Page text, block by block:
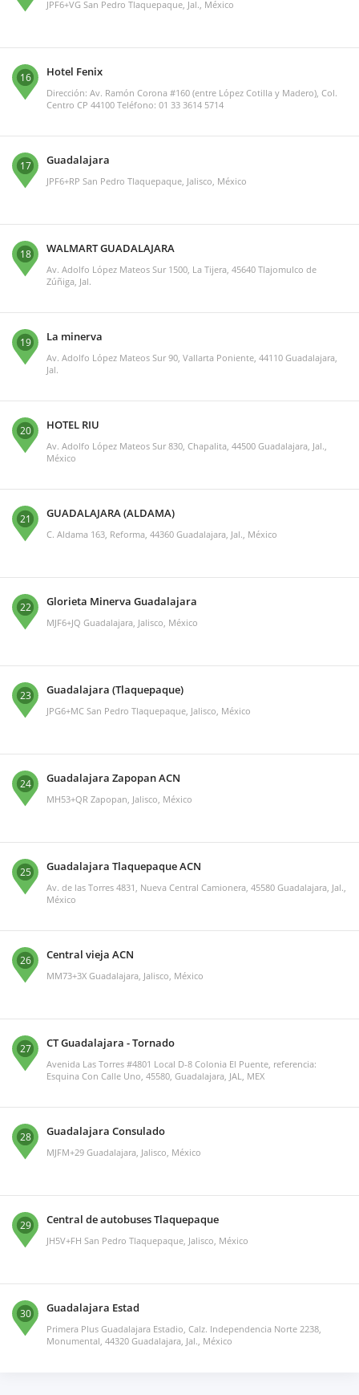
JPF6+VG San Pedro Tlaquepaque, Jal., México
16 Hotel Fenix
Dirección: Av. Ramón Corona #160 (entre López Cotilla y Madero), Col.
Centro CP 44100 Teléfono: 01 33 3614 5714
17 Guadalajara
JPF6+RP San Pedro Tlaquepaque, Jalisco, México
18 WALMART GUADALAJARA
Av. Adolfo López Mateos Sur 1500, La Tijera, 45640 Tlajomulco de
Zúñiga, Jal.
19 La minerva
Av. Adolfo López Mateos Sur 90, Vallarta Poniente, 44110 Guadalajara,
Jal.
20 HOTEL RIU
Av. Adolfo López Mateos Sur 830, Chapalita, 44500 Guadalajara, Jal.,
México
21 GUADALAJARA (ALDAMA)
C. Aldama 163, Reforma, 44360 Guadalajara, Jal., México
22 Glorieta Minerva Guadalajara
MJF6+JQ Guadalajara, Jalisco, México
23 Guadalajara (Tlaquepaque)
JPG6+MC San Pedro Tlaquepaque, Jalisco, México
24 Guadalajara Zapopan ACN
MH53+QR Zapopan, Jalisco, México
25 Guadalajara Tlaquepaque ACN
Av. de las Torres 4831, Nueva Central Camionera, 45580 Guadalajara, Jal.,
México
26 Central vieja ACN
MM73+3X Guadalajara, Jalisco, México
27 CT Guadalajara - Tornado
Avenida Las Torres #4801 Local D-8 Colonia El Puente, referencia:
Esquina Con Calle Uno, 45580, Guadalajara, JAL, MEX
28 Guadalajara Consulado
MJFM+29 Guadalajara, Jalisco, México
29 Central de autobuses Tlaquepaque
JH5V+FH San Pedro Tlaquepaque, Jalisco, México
30 Guadalajara Estad
Primera Plus Guadalajara Estadio, Calz. Independencia Norte 2238,
Monumental, 44320 Guadalajara, Jal., México